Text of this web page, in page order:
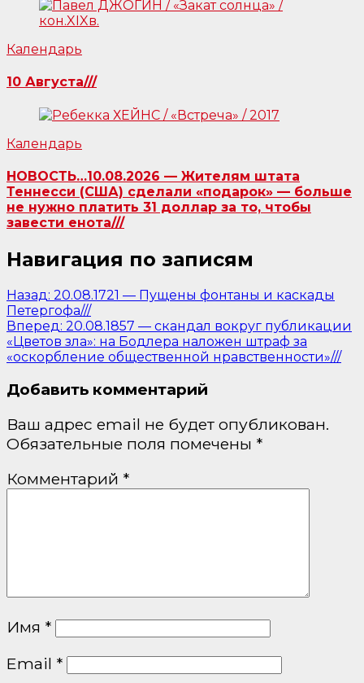
Календарь
10 Августа///
Календарь
НОВОСТЬ…10.08.2026 — Жителям штата
Теннесси (США) сделали «подарок» — больше
не нужно платить 31 доллар за то, чтобы
завести енота///
Навигация по записям
Назад: 20.08.1721 — Пущены фонтаны и каскады
Петергофа///
Вперед: 20.08.1857 — скандал вокруг публикации
«Цветов зла»: на Бодлера наложен штраф за
«оскорбление общественной нравственности»///
Добавить комментарий
Ваш адрес email не будет опубликован.
Обязательные поля помечены *
Комментарий *
Имя *
Email *